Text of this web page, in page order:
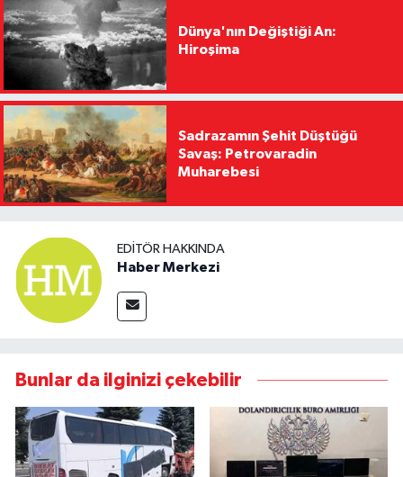
Dünya'nın Değiştiği An:
Hiroşima
Sadrazamın Şehit Düştüğü
Savaş: Petrovaradin
Muharebesi
EDITÖR HAKKINDA
Haber Merkezi
Bunlar da ilginizi çekebilir